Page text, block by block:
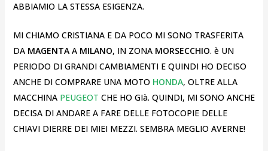
ABBIAMIO LA STESSA ESIGENZA.
MI CHIAMO CRISTIANA E DA POCO MI SONO TRASFERITA
DA MAGENTA A MILANO, IN ZONA MORSECCHIO. è UN
PERIODO DI GRANDI CAMBIAMENTI E QUINDI HO DECISO
ANCHE DI COMPRARE UNA MOTO HONDA, OLTRE ALLA
MACCHINA PEUGEOT CHE HO GIà. QUINDI, MI SONO ANCHE
DECISA DI ANDARE A FARE DELLE FOTOCOPIE DELLE
CHIAVI DIERRE DEI MIEI MEZZI. SEMBRA MEGLIO AVERNE!